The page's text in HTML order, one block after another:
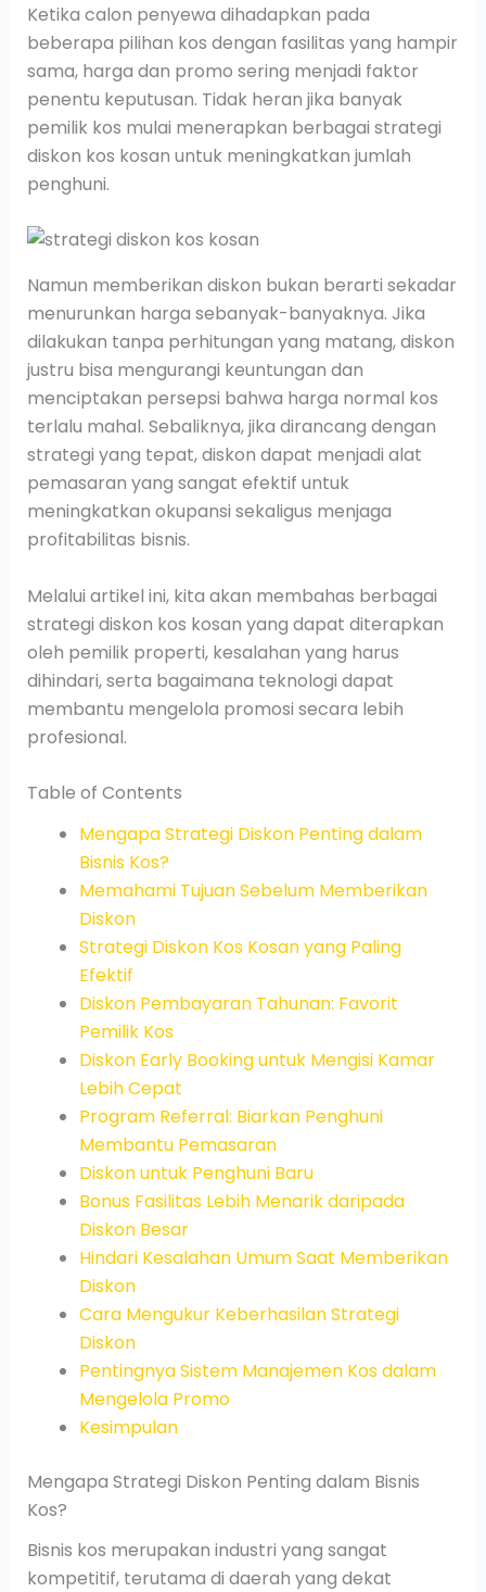
Ketika calon penyewa dihadapkan pada
beberapa pilihan kos dengan fasilitas yang hampir
sama, harga dan promo sering menjadi faktor
penentu keputusan. Tidak heran jika banyak
pemilik kos mulai menerapkan berbagai strategi
diskon kos kosan untuk meningkatkan jumlah
penghuni.
Namun memberikan diskon bukan berarti sekadar
menurunkan harga sebanyak-banyaknya. Jika
dilakukan tanpa perhitungan yang matang, diskon
justru bisa mengurangi keuntungan dan
menciptakan persepsi bahwa harga normal kos
terlalu mahal. Sebaliknya, jika dirancang dengan
strategi yang tepat, diskon dapat menjadi alat
pemasaran yang sangat efektif untuk
meningkatkan okupansi sekaligus menjaga
profitabilitas bisnis.
Melalui artikel ini, kita akan membahas berbagai
strategi diskon kos kosan yang dapat diterapkan
oleh pemilik properti, kesalahan yang harus
dihindari, serta bagaimana teknologi dapat
membantu mengelola promosi secara lebih
profesional.
Table of Contents
Mengapa Strategi Diskon Penting dalam
Bisnis Kos?
Memahami Tujuan Sebelum Memberikan
Diskon
Strategi Diskon Kos Kosan yang Paling
Efektif
Diskon Pembayaran Tahunan: Favorit
Pemilik Kos
Diskon Early Booking untuk Mengisi Kamar
Lebih Cepat
Program Referral: Biarkan Penghuni
Membantu Pemasaran
Diskon untuk Penghuni Baru
Bonus Fasilitas Lebih Menarik daripada
Diskon Besar
Hindari Kesalahan Umum Saat Memberikan
Diskon
Cara Mengukur Keberhasilan Strategi
Diskon
Pentingnya Sistem Manajemen Kos dalam
Mengelola Promo
Kesimpulan
Mengapa Strategi Diskon Penting dalam Bisnis
Kos?
Bisnis kos merupakan industri yang sangat
kompetitif, terutama di daerah yang dekat